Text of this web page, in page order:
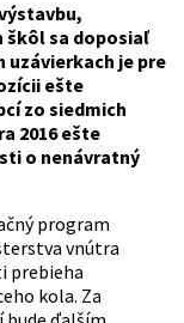
škôl sa doposiaľ
uzávierkach je pre
ešte
zo siedmich
2016 ešte
o nenávratný
program
vnútra
prebieha
kola. Za